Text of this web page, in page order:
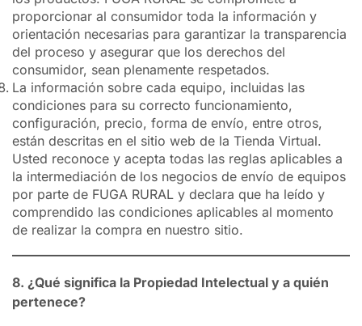
proporcionar al consumidor toda la información y
orientación necesarias para garantizar la transparencia
del proceso y asegurar que los derechos del
consumidor, sean plenamente respetados.
La información sobre cada equipo, incluidas las
condiciones para su correcto funcionamiento,
configuración, precio, forma de envío, entre otros,
están descritas en el sitio web de la Tienda Virtual.
Usted reconoce y acepta todas las reglas aplicables a
la intermediación de los negocios de envío de equipos
por parte de FUGA RURAL y declara que ha leído y
comprendido las condiciones aplicables al momento
de realizar la compra en nuestro sitio.
8. ¿Qué significa la Propiedad Intelectual y a quién
pertenece?